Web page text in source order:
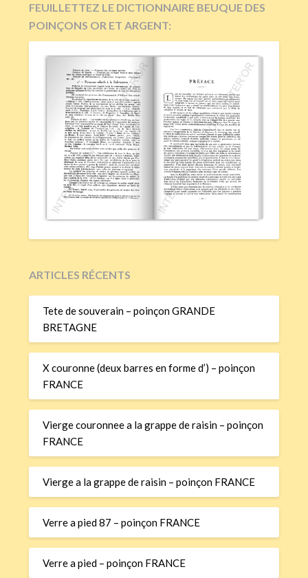
FEUILLETTEZ LE DICTIONNAIRE BEUQUE DES
POINÇONS OR ET ARGENT:
ARTICLES RÉCENTS
Tete de souverain – poinçon GRANDE
BRETAGNE
X couronne (deux barres en forme d’) – poinçon
FRANCE
Vierge couronnee a la grappe de raisin – poinçon
FRANCE
Vierge a la grappe de raisin – poinçon FRANCE
Verre a pied 87 – poinçon FRANCE
Verre a pied – poinçon FRANCE